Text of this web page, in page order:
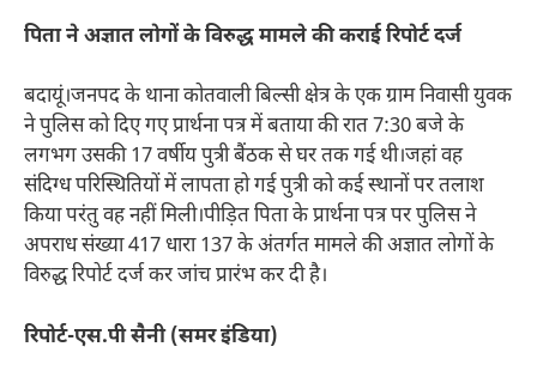
पिता ने अज्ञात लोगों के विरुद्ध मामले की कराई रिपोर्ट दर्ज
बदायूं।जनपद के थाना कोतवाली बिल्सी क्षेत्र के एक ग्राम निवासी युवक
ने पुलिस को दिए गए प्रार्थना पत्र में बताया की रात 7:30 बजे के
लगभग उसकी 17 वर्षीय पुत्री बैंठक से घर तक गई थी।जहां वह
संदिग्ध परिस्थितियों में लापता हो गई पुत्री को कई स्थानों पर तलाश
किया परंतु वह नहीं मिली।पीड़ित पिता के प्रार्थना पत्र पर पुलिस ने
अपराध संख्या 417 धारा 137 के अंतर्गत मामले की अज्ञात लोगों के
विरुद्ध रिपोर्ट दर्ज कर जांच प्रारंभ कर दी है।
रिपोर्ट-एस.पी सैनी (समर इंडिया)